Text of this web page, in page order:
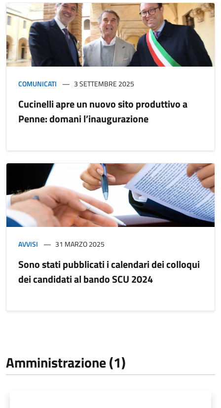
COMUNICATI 3 SETTEMBRE 2025
Cucinelli apre un nuovo sito produttivo a
Penne: domani l’inaugurazione
AVVISI 31 MARZO 2025
Sono stati pubblicati i calendari dei colloqui
dei candidati al bando SCU 2024
Amministrazione (1)